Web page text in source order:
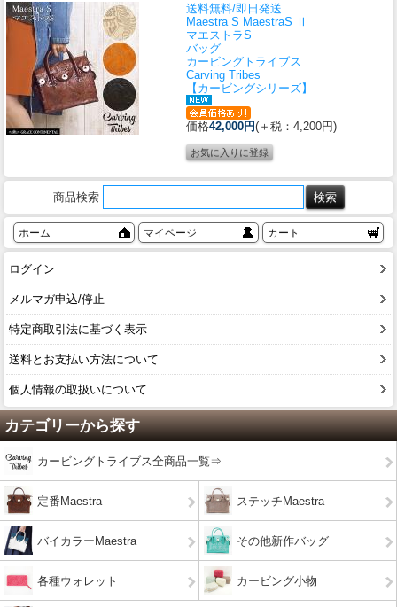
送料無料/即日発送
Maestra S MaestraS Ⅱ
マエストラS
バッグ
カービングトライブス
Carving Tribes
【カービングシリーズ】
価格42,000円(＋税：4,200円)
商品検索
ホーム マイページ カート
ログイン
メルマガ申込/停止
特定商取引法に基づく表示
送料とお支払い方法について
個人情報の取扱いについて
カテゴリーから探す
カービングトライブス全商品一覧⇒
定番Maestra ステッチMaestra
バイカラーMaestra その他新作バッグ
各種ウォレット カービング小物